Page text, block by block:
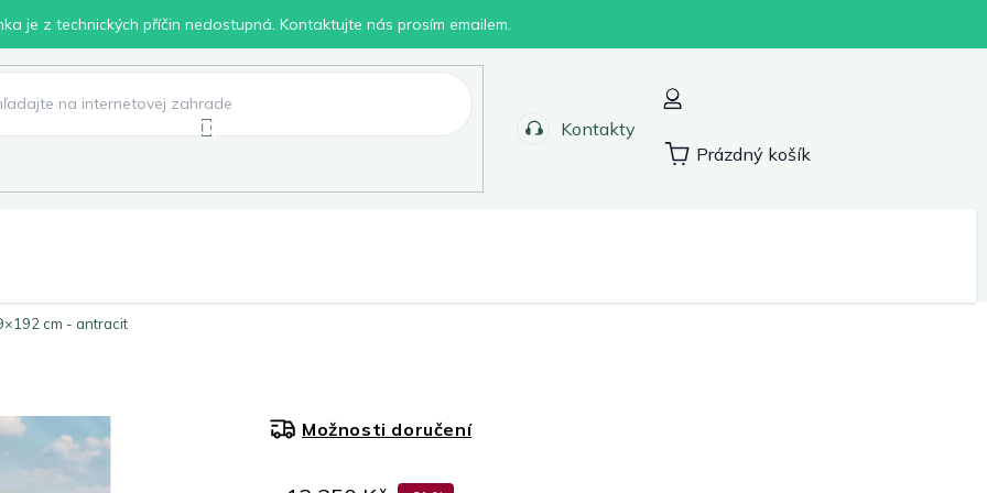
je z technických příčin nedostupná. Kontaktujte nás prosím emailem.
Kontakty
Nákupní
Prázdný košík
cm - antracit
Možnosti doručení